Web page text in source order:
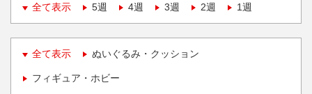
全て表示
5週 4週 3週 2週 1週
全て表示 ぬいぐるみ・クッション
フィギュア・ホビー